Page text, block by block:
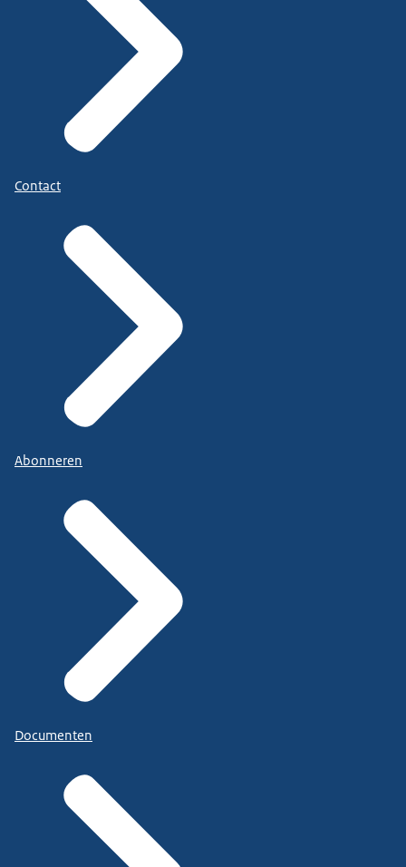
Contact
Abonneren
Documenten